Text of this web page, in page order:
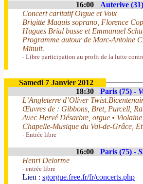
16:00 Auterive
Concert caritatif Orgue et Voix
Brigitte Maquis soprano, Florence
Hugues Brial basse et Emmanuel
Programme autour de Marc-Antoine
Minuit.
- Libre participation au profit de la lutte
Samedi 7 Janvier 2012
18:30
Paris (75) -
L’Angleterre d’Oliver
Œuvres de : Gibbons, Bret, Purcell,
Avec Hervé Désarbre, orgue •
Chapelle-Musique du Val-de-Grâce,
- Entrée libre
16:00 Paris (75) -
Henri Delorme
- entrée libre
Lien : sgorgue.free.fr/fr/concerts.php